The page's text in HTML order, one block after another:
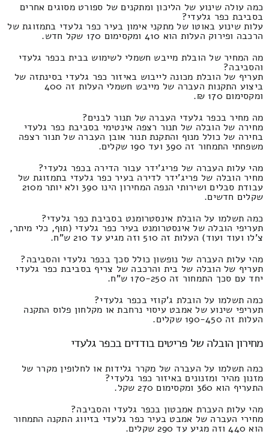
כמה עולה שינוע של הליכון ומתקנים של ספורט מסוגים אחרים
בסביבת כפר גלעדי?
עלות שינוע באוטו של מתקני אימון בעיר כפר גלעדי בתמזוגת של
הרכבה ופירוק העלות הוא 410 ומקסימום 170 שקל חדש.
מה המחיר של הובלת מייבש חשמלי לשימוש בבית בכפר גלעדי
והסביבה?
תעריף של הובלת מכונה לייבוש באיזור כפר גלעדי בסינתזה של
ביצוע התקנות העברה של מייבש חשמלי העלות זה 400
ומקסימום 170 ₪.
מה מחיר בכפר גלעדי העברה של תנור לבנים?
מחירה של הובלה של תנור רצפה אינטימי בסביבת כפר גלעדי
בחירה של כולל מנוף והתקנת תנור אובן העברה של תנור רצפה
משפחתי התמחור זה 390 ועד 190 שקלים.
מהי עלות העברה של פריג'ידר עבור הדירה בכפר גלעדי?
מחיר הובלה של פריג'ידר לדירה בעיר כפר גלעדי בתמזוגת של
עבודת סבלים ושירותי הנפה המחירון הינו 390 ולא יותר מ210
שקלים חדשים.
כמה תשלמו על הובלת אינסטרומנט בסביבת כפר גלעדי?
תעריפי הובלה של אינסטרומנט בעיר כפר גלעדי (תוף, כלי מיתר,
צ'לו ועוד ועוד) העלות זה 510 וזה מגיע עד 210 ש"ח.
מהי עלות העברה של נופשון כולל סכך בכפר גלעדי והסביבה?
תעריף של הובלה של בית והרכבה של צריף בסביבת כפר גלעדי
יחד עם סכך התמחור זה 170-250 ש"ח.
כמה תשלמו על הובלת ג'קוזי בכפר גלעדי?
תעריפי שינוע של אמבט עיסוי נרחבת או מקלחון פלוס התקנה
העלות זה 190-450 שקלים.
מחירון הובלה של פריטים בודדים בכפר גלעדי
כמה תשלמו על העברה של מקרר גלידות או לחלופין מקרר של
מזנון מהיר ומזנונים באיזור כפר גלעדי?
התעריף הוא 360 ומקסימום 270 שקל.
מהי עלות העברת אמבטון בכפר גלעדי והסביבה?
מחירי העברה של אמבט בעיר כפר גלעדי בזיווג התקנה התמחור
הוא 440 וזה מגיע עד 290 שקלים.